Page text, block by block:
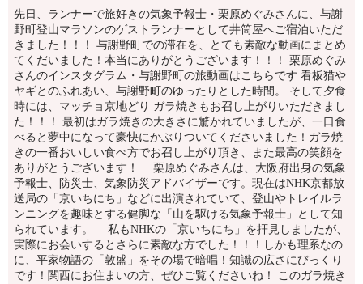
先日、ランナーで旅好きの気象予報士・栗原めぐみさんに、与謝
野町登山マラソンのゲストランナーとして井筒屋へご宿泊いただ
きました！！！ 与謝野町での滞在を、とても素敵な動画にまとめ
てくだいました！本当にありがとうございます！！！ 栗原めぐみ
さんのインスタグラム・与謝野町の旅動画はこちらです 看板猫や
ヤギとのふれあい、与謝野町のゆったりとした時間。 そして夕食
時には、マッチョ京地どり ガラ焼きもお召し上がりいただきまし
た！！！ 最初はガラ焼きの大きさに驚かれていましたが、一口食
べると夢中になって豪快にかぶりついてくださいました！ガラ焼
きの一番おいしい食べ方でお召し上がり頂き、また最高の笑顔を
ありがとうございます！ 栗原めぐみさんは、大阪府出身の気象
予報士、防災士、気象防災アドバイザーです。現在はNHK京都放
送局の「京いちにち」などに出演されていて、登山やトレイルラ
ンニングを趣味とする健脚な「山を駆ける気象予報士」として知
られています。 私もNHKの「京いちにち」を拝見しましたが、
実際にお会いするとさらに素敵な方でした！！！しかも理系なの
に、平家物語の「敦盛」をその場で暗唱！知識の広さにびっくり
です！関西にお住まいの方、ぜひご覧くださいね！ このガラ焼き